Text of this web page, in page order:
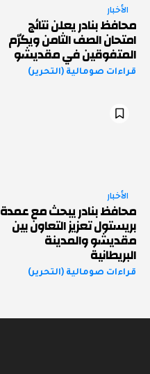
الأخبار
محافظ بنادر يعلن نتائج
امتحان الصف الثامن ويكرّم
المتفوقين في مقديشو
قراءات صومالية (التحرير)
الأخبار
محافظ بنادر يبحث مع عمدة
بريستول تعزيز التعاون بين
مقديشو والمدينة
البريطانية
قراءات صومالية (التحرير)